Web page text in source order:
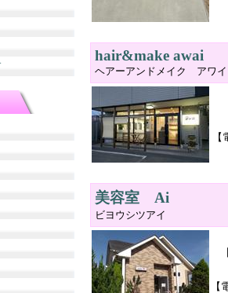
hair&make awai
ヘアーアンドメイク アワイ
美容室 Ai
ビヨウシツアイ
【